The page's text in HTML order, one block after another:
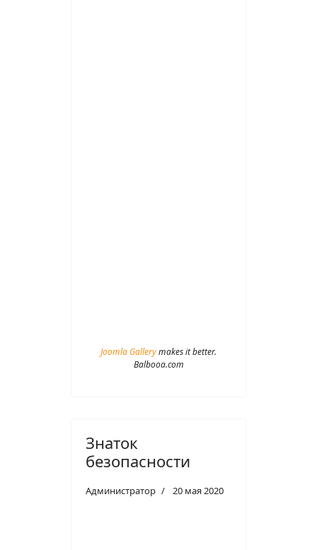
Joomla Gallerymakes it better.
Balbooa.com
Знаток
безопасности
Администратор 20 мая 2020